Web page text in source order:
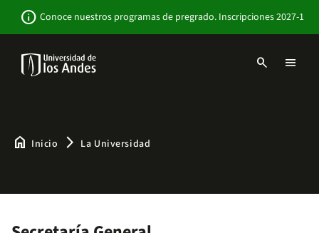
contenido
info Conoce nuestros programas de pregrado. Inscripciones 2027-1
search menu
home Inicio arrow_forward_ios La Universidad